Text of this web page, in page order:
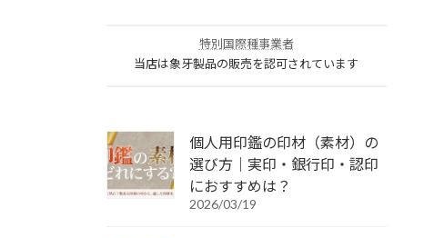
特別国際種事業者
当店は象牙製品の販売を認可されています
個人用印鑑の印材（素材）の
選び方｜実印・銀行印・認印
におすすめは？
2026/03/19